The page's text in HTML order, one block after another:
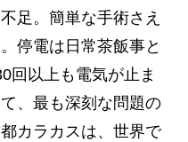
足。簡単な手術さえ
停電は日常茶飯事と
回以上も電気が止ま
、最も深刻な問題の
カラカスは、世界で